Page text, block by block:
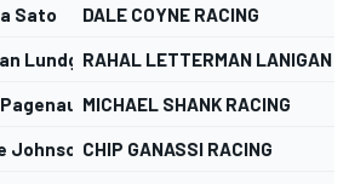
Sato DALE COYNE RACING
LundgaardRAHAL LETTERMAN LANIGAN
MICHAEL SHANK RACING
JohnsonCHIP GANASSI RACING